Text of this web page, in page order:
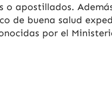
o apostillados.
de buena salud
por el